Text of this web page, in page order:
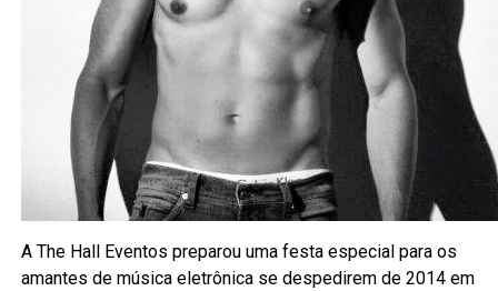
A The Hall Eventos preparou uma festa especial para os
amantes de música eletrônica se despedirem de 2014 em